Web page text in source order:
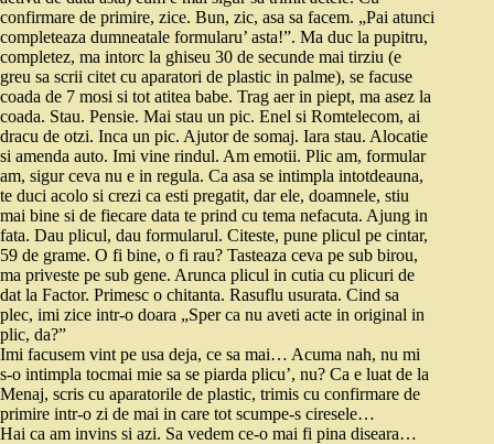
confirmare de primire, zice. Bun, zic, asa sa facem. „Pai atunci
completeaza dumneatale formularu’ asta!”. Ma duc la pupitru,
completez, ma intorc la ghiseu 30 de secunde mai tirziu (e
greu sa scrii citet cu aparatori de plastic in palme), se facuse
coada de 7 mosi si tot atitea babe. Trag aer in piept, ma asez la
coada. Stau. Pensie. Mai stau un pic. Enel si Romtelecom, ai
dracu de otzi. Inca un pic. Ajutor de somaj. Iara stau. Alocatie
si amenda auto. Imi vine rindul. Am emotii. Plic am, formular
am, sigur ceva nu e in regula. Ca asa se intimpla intotdeauna,
te duci acolo si crezi ca esti pregatit, dar ele, doamnele, stiu
mai bine si de fiecare data te prind cu tema nefacuta. Ajung in
fata. Dau plicul, dau formularul. Citeste, pune plicul pe cintar,
59 de grame. O fi bine, o fi rau? Tasteaza ceva pe sub birou,
ma priveste pe sub gene. Arunca plicul in cutia cu plicuri de
dat la Factor. Primesc o chitanta. Rasuflu usurata. Cind sa
plec, imi zice intr-o doara „Sper ca nu aveti acte in original in
plic, da?”
Imi facusem vint pe usa deja, ce sa mai… Acuma nah, nu mi
s-o intimpla tocmai mie sa se piarda plicu’, nu? Ca e luat de la
Menaj, scris cu aparatorile de plastic, trimis cu confirmare de
primire intr-o zi de mai in care tot scumpe-s ciresele…
Hai ca am invins si azi. Sa vedem ce-o mai fi pina diseara…